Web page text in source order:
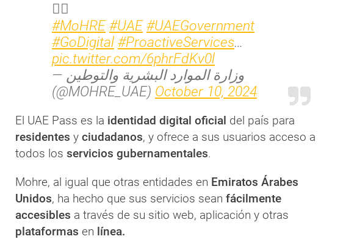
👇🏻
#MoHRE #UAE #UAEGovernment
#GoDigital #ProactiveServices…
pic.twitter.com/6phrFdKv0l
— وزارة الموارد البشرية والتوطين
(@MOHRE_UAE) October 10, 2024
El UAE Pass es la identidad digital oficial del país para
residentes y ciudadanos, y ofrece a sus usuarios acceso a
todos los servicios gubernamentales.
Mohre, al igual que otras entidades en Emiratos Árabes
Unidos, ha hecho que sus servicios sean fácilmente
accesibles a través de su sitio web, aplicación y otras
plataformas en línea.